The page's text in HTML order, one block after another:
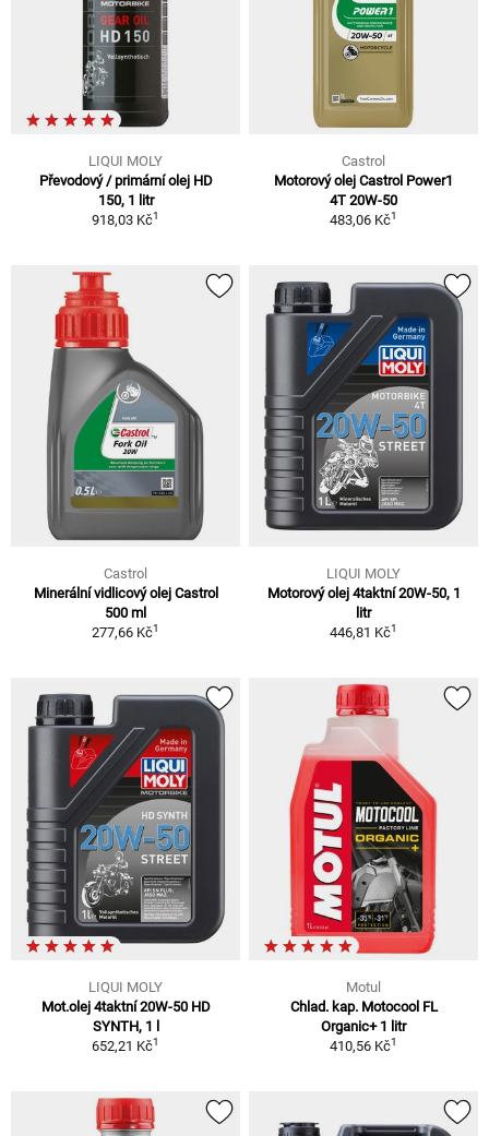
LIQUI MOLY
Převodový / primární olej HD
150, 1 litr
918,03 Kč1
Castrol
Motorový olej Castrol Power1
4T 20W-50
483,06 Kč1
Castrol
Minerální vidlicový olej Castrol
500 ml
277,66 Kč1
LIQUI MOLY
Motorový olej 4taktní 20W-50, 1
litr
446,81 Kč1
LIQUI MOLY
Mot.olej 4taktní 20W-50 HD
SYNTH, 1 l
652,21 Kč1
Motul
Chlad. kap. Motocool FL
Organic+ 1 litr
410,56 Kč1